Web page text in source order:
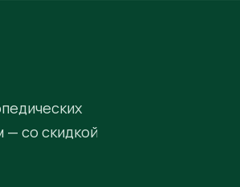
— со скидкой